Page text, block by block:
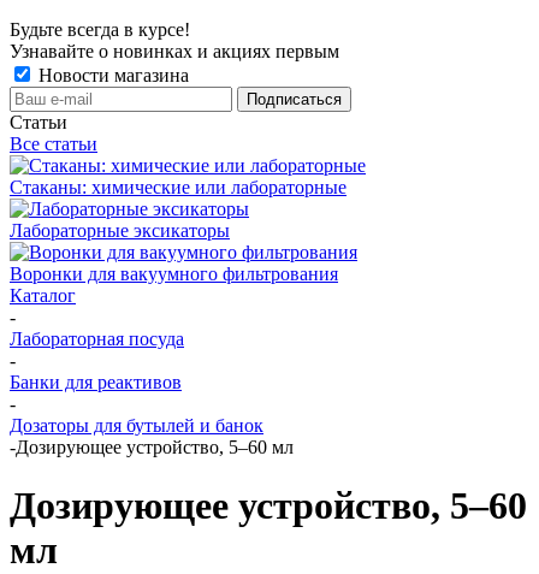
Будьте всегда в курсе!
Узнавайте о новинках и акциях первым
Новости магазина
Статьи
Все статьи
Стаканы: химические или лабораторные
Лабораторные эксикаторы
Воронки для вакуумного фильтрования
Каталог
-
Лабораторная посуда
-
Банки для реактивов
-
Дозаторы для бутылей и банок
-Дозирующее устройство, 5–60 мл
Дозирующее устройство, 5–60
мл